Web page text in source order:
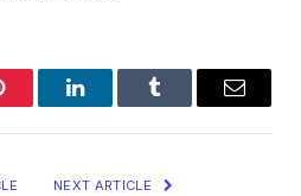
LinkedInTumblr Email
NEXT ARTICLE